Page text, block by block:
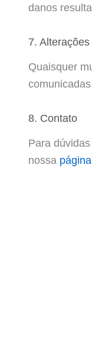
danos
7.
Quaisquer
8. Contato
Para
nossa